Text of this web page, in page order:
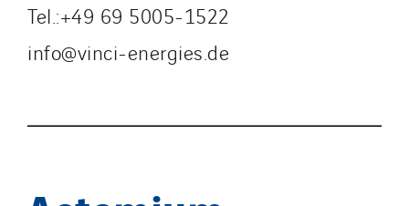
Tel.:+49 69 5005-1522
info@vinci-energies.de